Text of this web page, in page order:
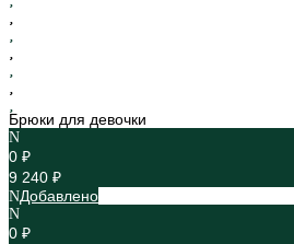
Брюки для девочки
0 ₽
9 240 ₽
Добавлено
0 ₽